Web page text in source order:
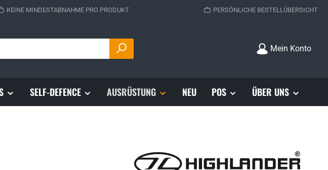
KEINE MINDESTABNAHME PRO PRODUKT PERSÖNLICHE BESTELLÜBERSICHT
Mein Konto
SELF-DEFENCE AUSRÜSTUNG NEU POS ÜBER UNS